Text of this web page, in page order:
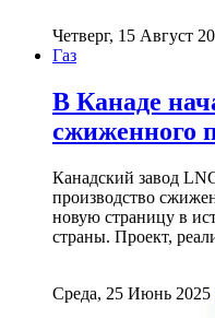
Четверг, 15 Август
Газ
В Канаде
сжиженного
Канадский завод
производство
новую страницу в
страны. Проект,
Среда, 25 Июнь 2025